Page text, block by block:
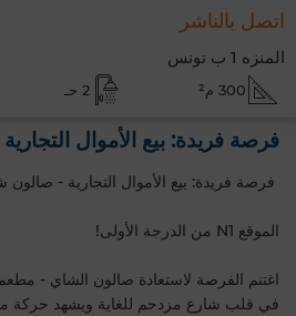
اتصل بالناشر
المنزه 1 ب تونس
300 م² 2 حـ
فرصة فريدة: بيع الأموال التجارية
فرصة فريدة: بيع الأموال التجارية -
​الموقع N1 من الدرجة الأولى!
​اغتنم الفرصة لاستعادة صالون الشاي -
في قلب شارع مزدحم للغاية ويشهد حركة